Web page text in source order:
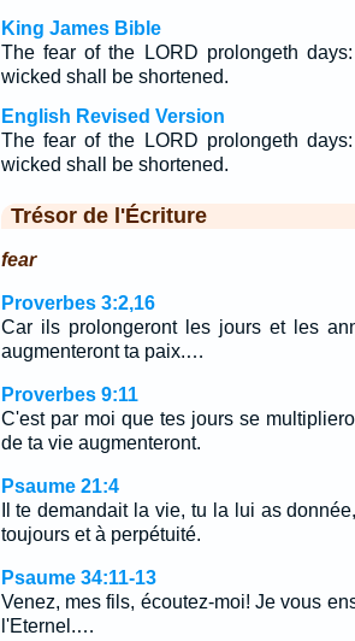
King James Bible
The fear of the LORD prolongeth
wicked shall be shortened.
English Revised Version
The fear of the LORD prolongeth
wicked shall be shortened.
Trésor de l'Écriture
fear
Proverbes 3:2,16
Car ils prolongeront les jours et les
augmenteront ta paix.…
Proverbes 9:11
C'est par moi que tes jours se
de ta vie augmenteront.
Psaume 21:4
Il te demandait la vie, tu la lui as
toujours et à perpétuité.
Psaume 34:11-13
Venez, mes fils, écoutez-moi! Je vous
l'Eternel.…